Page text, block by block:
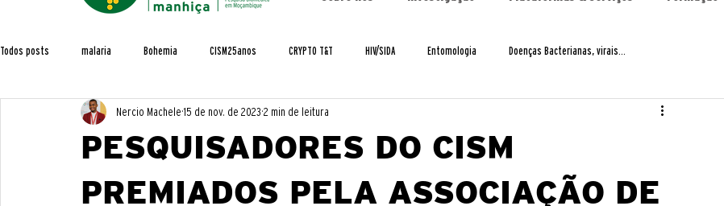
Todos posts malaria Bohemia CISM25anos CRYPTO T&T HIV/SIDA Entomologia Doenças Bacterianas, virais...
Estudos de População Formação Acordos e parcerias
Capacity Building CHAMPS Demografia EDCTP Projects Entrevistas Eventos GenMoz globalmix HIA4SD
PESQUISADORES DO CISM
PREMIADOS PELA ASSOCIAÇÃO DE
Nercio Machele 15 de nov. de 2023 2 min de leitura